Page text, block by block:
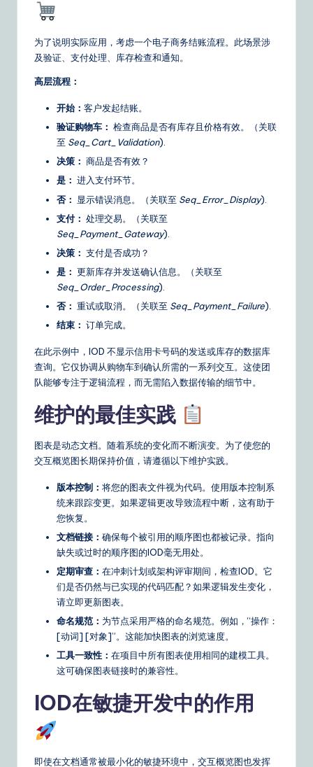
为了说明实际应用，考虑一个电子商务结账流程。此场景涉
及验证、支付处理、库存检查和通知。
高层流程：
开始： 客户发起结账。
验证购物车： 检查商品是否有库存且价格有效。（关联
至 Seq_Cart_Validation).
决策： 商品是否有效？
是： 进入支付环节。
否： 显示错误消息。（关联至 Seq_Error_Display).
支付： 处理交易。（关联至
Seq_Payment_Gateway).
决策： 支付是否成功？
是： 更新库存并发送确认信息。（关联至
Seq_Order_Processing).
否： 重试或取消。（关联至 Seq_Payment_Failure).
结束： 订单完成。
在此示例中，IOD 不显示信用卡号码的发送或库存的数据库
查询。它仅协调从购物车到确认所需的一系列交互。这使团
队能够专注于逻辑流程，而无需陷入数据传输的细节中。
维护的最佳实践
图表是动态文档。随着系统的变化而不断演变。为了使您的
交互概览图长期保持价值，请遵循以下维护实践。
版本控制： 将您的图表文件视为代码。使用版本控制系
统来跟踪变更。如果逻辑更改导致流程中断，这有助于
您恢复。
文档链接： 确保每个被引用的顺序图也都被记录。指向
缺失或过时的顺序图的IOD毫无用处。
定期审查： 在冲刺计划或架构评审期间，检查IOD。它
们是否仍然与已实现的代码匹配？如果逻辑发生变化，
请立即更新图表。
命名规范： 为节点采用严格的命名规范。例如，“操作：
[动词] [对象]”。这能加快图表的浏览速度。
工具一致性： 在项目中所有图表使用相同的建模工具。
这可确保图表链接时的兼容性。
IOD在敏捷开发中的作用
即使在文档通常被最小化的敏捷环境中，交互概览图也发挥